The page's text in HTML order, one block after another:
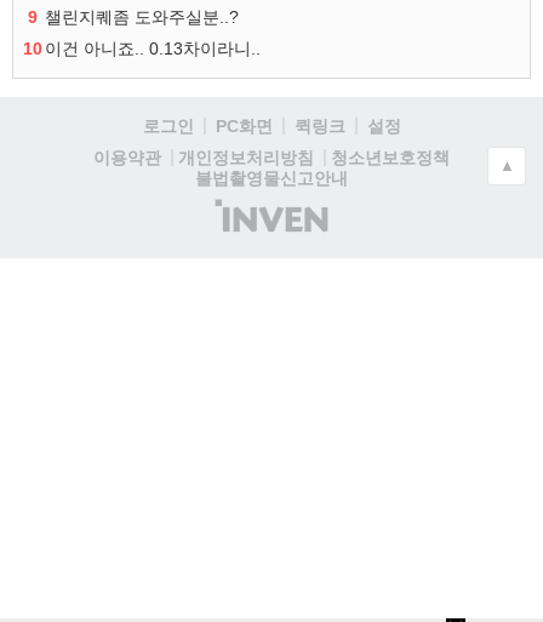
9 챌린지퀘좀 도와주실분..?
10이건 아니죠.. 0.13차이라니..
로그인 PC화면 퀵링크
설정
이용약관
개인정보처리방침
청소년보호정책
불법촬영물신고안내
(주)
인
▲